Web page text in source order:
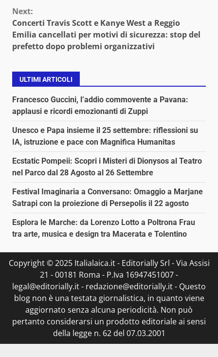
Next:
Concerti Travis Scott e Kanye West a Reggio
Emilia cancellati per motivi di sicurezza: stop del
prefetto dopo problemi organizzativi
ULTIMI ARTICOLI
Francesco Guccini, l’addio commovente a Pavana:
applausi e ricordi emozionanti di Zuppi
Unesco e Papa insieme il 25 settembre: riflessioni su
IA, istruzione e pace con Magnifica Humanitas
Ecstatic Pompeii: Scopri i Misteri di Dionysos al Teatro
nel Parco dal 28 Agosto al 26 Settembre
Festival Imaginaria a Conversano: Omaggio a Marjane
Satrapi con la proiezione di Persepolis il 22 agosto
Esplora le Marche: da Lorenzo Lotto a Poltrona Frau
tra arte, musica e design tra Macerata e Tolentino
Copyright © 2025 Italialaica.it - Editorially Srl - Via Assisi
21 - 00181 Roma - P.Iva 16947451007 -
legal@editorially.it - redazione@editorially.it - Questo
blog non è una testata giornalistica, in quanto viene
aggiornato senza alcuna periodicità. Non può
pertanto considerarsi un prodotto editoriale ai sensi
della legge n. 62 del 07.03.2001